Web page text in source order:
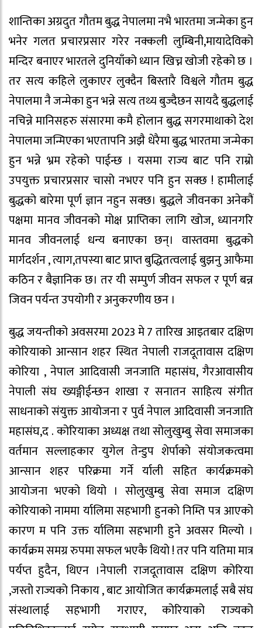
शान्तिका अग्रदुत गौतम बुद्ध नेपालमा नभै भारतमा जन्मेका हुन
भनेर गलत प्रचारप्रसार गरेर नक्कली लुम्बिनी,मायादेविको
मन्दिर बनाएर भारतले दुनियाँको ध्यान खिच्न खोजी रहेको छ ।
तर सत्य कहिले लुकाएर लुक्दैन बिस्तारै विश्वले गौतम बुद्ध
नेपालमा नै जन्मेका हुन भन्ने सत्य तथ्य बुज्दैछन सायदै बुद्धलाई
नचिन्ने मानिसहरु संसारमा कमै होलान बुद्ध सगरमाथाको देश
नेपालमा जन्मिएका भएतापनि अझै धेरैमा बुद्ध भारतमा जन्मेका
हुन भन्ने भ्रम रहेको पाईन्छ । यसमा राज्य बाट पनि राम्रो
उपयुक्त प्रचारप्रसार चासो नभएर पनि हुन सक्छ ! हामीलाई
बुद्धको बारेमा पूर्ण ज्ञान नहुन सक्छ। बुद्धले जीवनका अनेकौं
पक्षमा मानव जीवनको मोक्ष प्राप्तिका लागि खोज, ध्यानगरि
मानव जीवनलाई धन्य बनाएका छन्। वास्तवमा बुद्धको
मार्गदर्शन , त्याग,तपस्या बाट प्राप्त बुद्धितत्वलाई बुझनु आफैमा
कठिन र बैज्ञानिक छ। तर यी सम्पुर्ण जीवन सफल र पूर्ण बन्न
जिवन पर्यन्त उपयोगी र अनुकरणीय छन ।
बुद्ध जयन्तीको अवसरमा 2023 मे 7 तारिख आइतबार दक्षिण
कोरियाको आन्सान शहर स्थित नेपाली राजदूतावास दक्षिण
कोरिया , नेपाल आदिवासी जनजाति महासंघ, गैरआवासीय
नेपाली संघ ख्यङ्गीईन्छन शाखा र सनातन साहित्य संगीत
साधनाको संयुक्त आयोजना र पुर्व नेपाल आदिवासी जनजाति
महासंघ,द . कोरियाका अध्यक्ष तथा सोलुखुम्बु सेवा समाजका
वर्तमान सल्लाहकार युगेल तेन्डुप शेर्पाको संयोजकत्वमा
आन्सान शहर परिक्रमा गर्ने र्याली सहित कार्यक्रमको
आयोजना भएको थियो । सोलुखुम्बु सेवा समाज दक्षिण
कोरियाको नाममा र्यालिमा सहभागी हुनको निम्ति पत्र आएको
कारण म पनि उक्त र्यालिमा सहभागी हुने अवसर मिल्यो ।
कार्यक्रम समग्र रुपमा सफल भएकै थियो ! तर पनि यतिमा मात्र
पर्यप्त हुदैन, थिएन ।नेपाली राजदूतावास दक्षिण कोरिया
,जस्तो राज्यको निकाय , बाट आयोजित कार्यक्रमलाई सबै संघ
संस्थालाई सहभागी गराएर, कोरियाको राज्यको